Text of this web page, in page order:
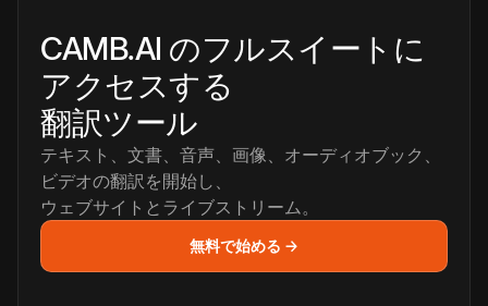
CAMB.AI のフルスイートに
アクセスする
翻訳ツール
テキスト、文書、音声、画像、オーディオブック、
ビデオの翻訳を開始し、
ウェブサイトとライブストリーム。
無料で始める →